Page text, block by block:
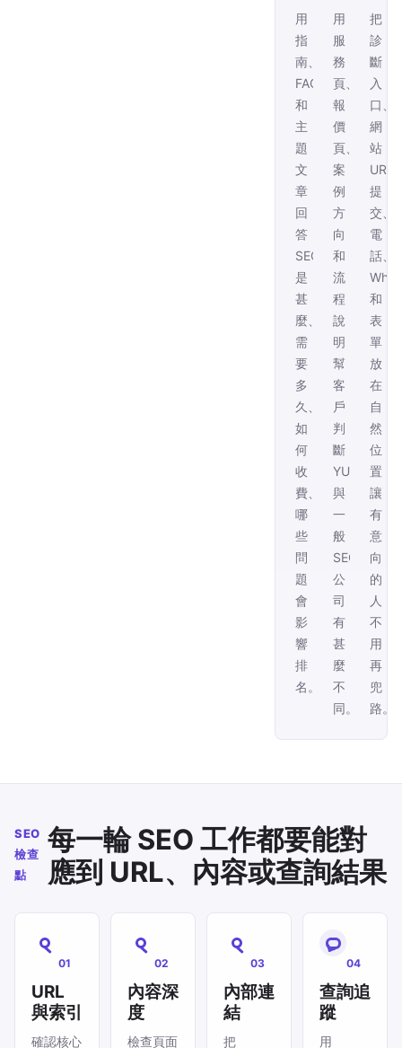
用
指
南、
FAQ
和
主
題
文
章
回
答
SEO
是
甚
麼、
需
要
多
久、
如
何
收
費、
哪
些
問
題
會
影
響
排
名。
用
服
務
頁、
報
價
頁、
案
例
方
向
和
流
程
說
明，
幫
客
戶
判
斷
YUSIHK
與
一
般
SEO
公
司
有
甚
麼
不
同。
把
診
斷
入
口、
網
站
URL
提
交、
電
話、
和
表
單
放
在
自
然
位
置，
讓
有
意
向
的
人
不
用
再
兜
路。
SEO
檢查
點
每一輪 SEO 工作都要能對
應到 URL、內容或查詢結果
01
URL
與索引
確認核心
02
內容深
度
檢查頁面
03
內部連
結
把
04
查詢追
蹤
用